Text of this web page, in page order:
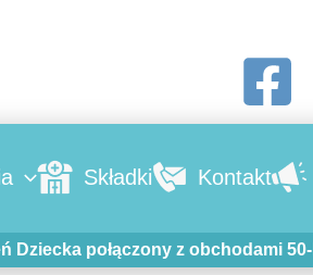
Składki Kontakt
Dziecka połączony z obchodami